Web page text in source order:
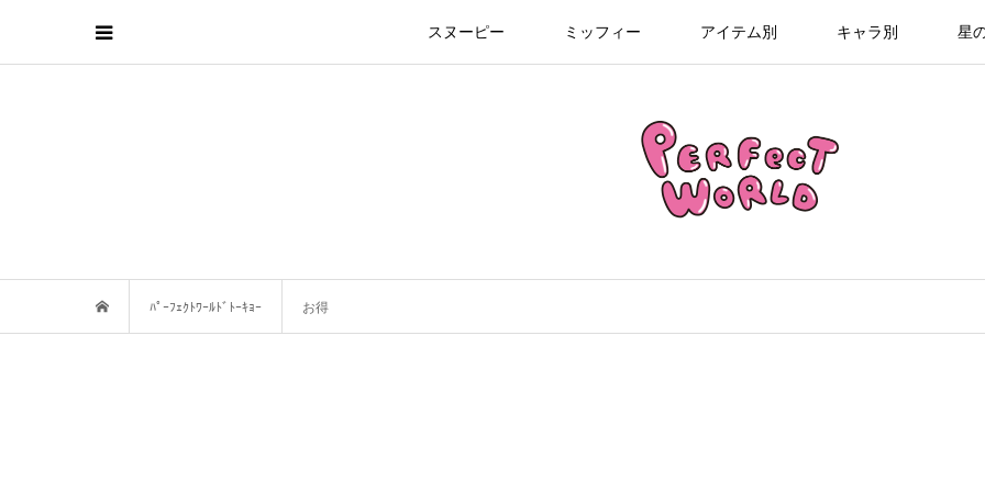
スヌーピー ミッフィー アイテム別 キャラ別 星
ﾊﾟｰﾌｪｸﾄﾜｰﾙﾄﾞﾄｰｷｮｰ お得